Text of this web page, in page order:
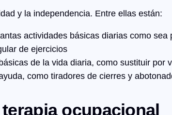
y la independencia. Entre ellas están:
actividades básicas diarias como sea
de ejercicios
de la vida diaria, como sustituir por
como tiradores de cierres y
ocupacional